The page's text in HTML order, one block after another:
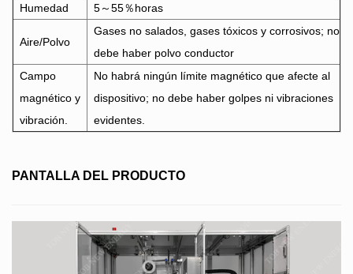
Humedad
5～55％horas
Aire/Polvo
Gases no salados, gases tóxicos y corrosivos; no
debe haber polvo conductor
Campo
magnético y
vibración.
No habrá ningún límite magnético que afecte al
dispositivo; no debe haber golpes ni vibraciones
evidentes.
PANTALLA DEL PRODUCTO